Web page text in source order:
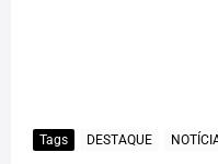
Tags DESTAQUE